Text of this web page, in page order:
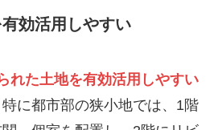
効活用しやすい
れた土地を有効活用しやすい
に都市部の狭小地では、1階